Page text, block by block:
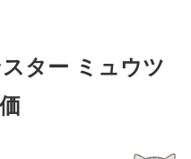
ター ミュウツ